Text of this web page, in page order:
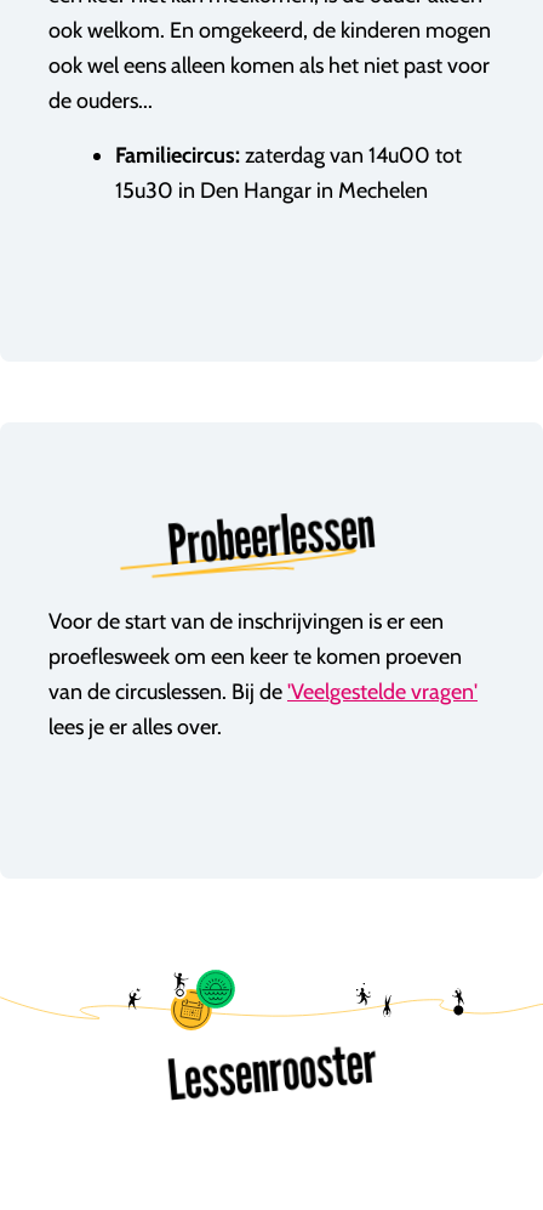
ook welkom. En omgekeerd, de kinderen mogen
ook wel eens alleen komen als het niet past voor
de ouders...
Familiecircus:zaterdag van 14u00 tot
15u30 in Den Hangar in Mechelen
Probeerlessen
Voor de start van de inschrijvingen is er een
proeflesweek om een keer te komen proeven
van de circuslessen. Bij de'Veelgestelde vragen'
lees je er alles over.
Lessenrooster